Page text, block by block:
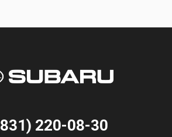
220-08-30